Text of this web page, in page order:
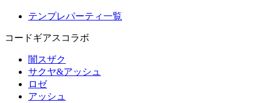
テンプレパーティ一覧
コードギアスコラボ
闇スザク
サクヤ&アッシュ
ロゼ
アッシュ